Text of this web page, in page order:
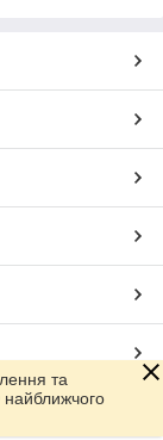
та
найближчого